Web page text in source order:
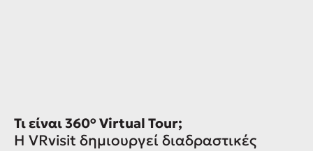
Τι είναι 360° Virtual Tour;
Η VRvisit δημιουργεί διαδραστικές